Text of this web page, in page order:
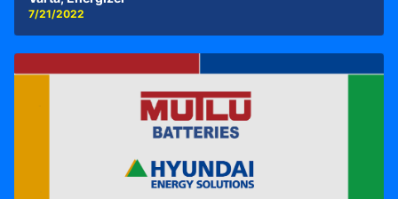
7/21/2022